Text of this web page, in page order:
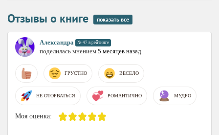
Отзывы о книге показать все
Александра № 47 в рейтинге
поделилась мнением 5 месяцев назад
ГРУСТНО ВЕСЕЛО
НЕ ОТОРВАТЬСЯ РОМАНТИЧНО МУДРО
Моя оценка: